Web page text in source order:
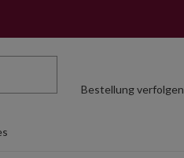
Bestellung verfolgen